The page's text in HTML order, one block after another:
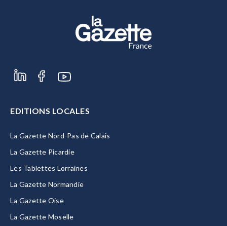
EDITIONS LOCALES
La Gazette Nord-Pas de Calais
La Gazette Picardie
Les Tablettes Lorraines
La Gazette Normandie
La Gazette Oise
La Gazette Moselle